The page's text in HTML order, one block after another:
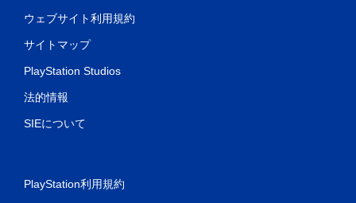
ウェブサイト利用規約
サイトマップ
PlayStation Studios
法的情報
SIEについて
PlayStation利用規約